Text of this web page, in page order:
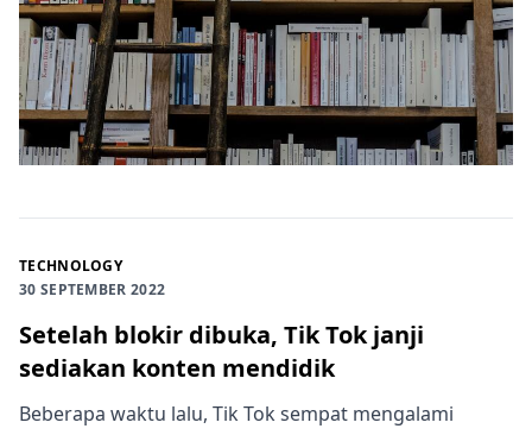
TECHNOLOGY
30 SEPTEMBER 2022
Setelah blokir dibuka, Tik Tok janji
sediakan konten mendidik
Beberapa waktu lalu, Tik Tok sempat mengalami